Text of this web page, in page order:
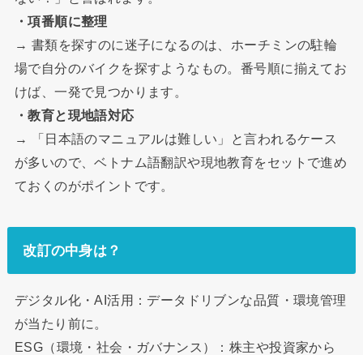
・項番順に整理
→ 書類を探すのに迷子になるのは、ホーチミンの駐輪
場で自分のバイクを探すようなもの。番号順に揃えてお
けば、一発で見つかります。
・教育と現地語対応
→ 「日本語のマニュアルは難しい」と言われるケース
が多いので、ベトナム語翻訳や現地教育をセットで進め
ておくのがポイントです。
改訂の中身は？
デジタル化・AI活用：データドリブンな品質・環境管理
が当たり前に。
ESG（環境・社会・ガバナンス）：株主や投資家から